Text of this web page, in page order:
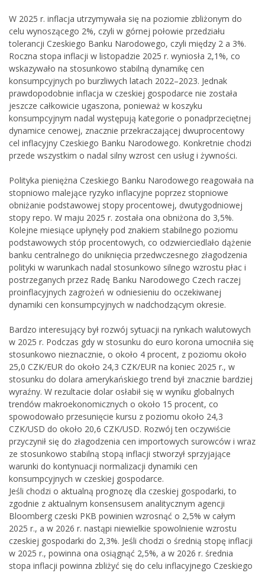
W 2025 r. inflacja utrzymywała się na poziomie zbliżonym do
celu wynoszącego 2%, czyli w górnej połowie przedziału
tolerancji Czeskiego Banku Narodowego, czyli między 2 a 3%.
Roczna stopa inflacji w listopadzie 2025 r. wyniosła 2,1%, co
wskazywało na stosunkowo stabilną dynamikę cen
konsumpcyjnych po burzliwych latach 2022–2023. Jednak
prawdopodobnie inflacja w czeskiej gospodarce nie została
jeszcze całkowicie ugaszona, ponieważ w koszyku
konsumpcyjnym nadal występują kategorie o ponadprzeciętnej
dynamice cenowej, znacznie przekraczającej dwuprocentowy
cel inflacyjny Czeskiego Banku Narodowego. Konkretnie chodzi
przede wszystkim o nadal silny wzrost cen usług i żywności.
Polityka pieniężna Czeskiego Banku Narodowego reagowała na
stopniowo malejące ryzyko inflacyjne poprzez stopniowe
obniżanie podstawowej stopy procentowej, dwutygodniowej
stopy repo. W maju 2025 r. została ona obniżona do 3,5%.
Kolejne miesiące upłynęły pod znakiem stabilnego poziomu
podstawowych stóp procentowych, co odzwierciedlało dążenie
banku centralnego do uniknięcia przedwczesnego złagodzenia
polityki w warunkach nadal stosunkowo silnego wzrostu płac i
postrzeganych przez Radę Banku Narodowego Czech raczej
proinflacyjnych zagrożeń w odniesieniu do oczekiwanej
dynamiki cen konsumpcyjnych w nadchodzącym okresie.
Bardzo interesujący był rozwój sytuacji na rynkach walutowych
w 2025 r. Podczas gdy w stosunku do euro korona umocniła się
stosunkowo nieznacznie, o około 4 procent, z poziomu około
25,0 CZK/EUR do około 24,3 CZK/EUR na koniec 2025 r., w
stosunku do dolara amerykańskiego trend był znacznie bardziej
wyraźny. W rezultacie dolar osłabił się w wyniku globalnych
trendów makroekonomicznych o około 15 procent, co
spowodowało przesunięcie kursu z poziomu około 24,3
CZK/USD do około 20,6 CZK/USD. Rozwój ten oczywiście
przyczynił się do złagodzenia cen importowych surowców i wraz
ze stosunkowo stabilną stopą inflacji stworzył sprzyjające
warunki do kontynuacji normalizacji dynamiki cen
konsumpcyjnych w czeskiej gospodarce.
Jeśli chodzi o aktualną prognozę dla czeskiej gospodarki, to
zgodnie z aktualnym konsensusem analitycznym agencji
Bloomberg czeski PKB powinien wzrosnąć o 2,5% w całym
2025 r., a w 2026 r. nastąpi niewielkie spowolnienie wzrostu
czeskiej gospodarki do 2,3%. Jeśli chodzi o średnią stopę inflacji
w 2025 r., powinna ona osiągnąć 2,5%, a w 2026 r. średnia
stopa inflacji powinna zbliżyć się do celu inflacyjnego Czeskiego